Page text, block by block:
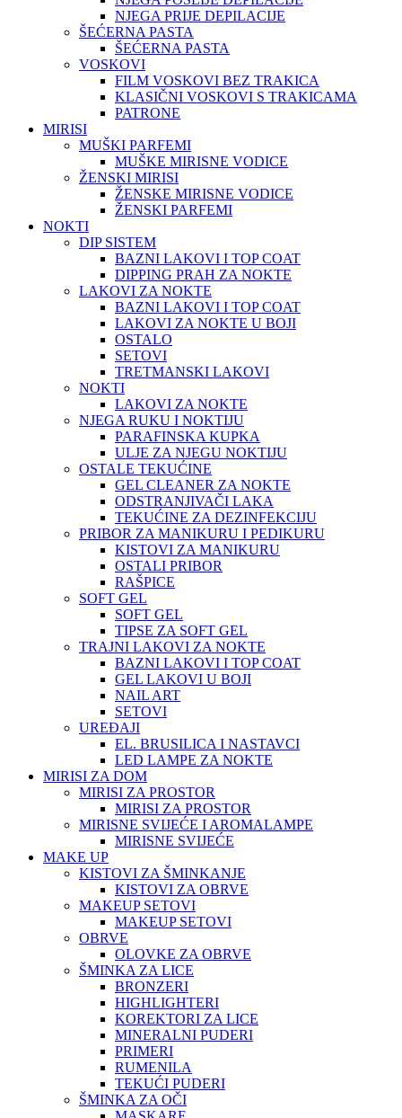
NJEGA PRIJE DEPILACIJE
ŠEĆERNA PASTA
ŠEĆERNA PASTA
VOSKOVI
FILM VOSKOVI BEZ TRAKICA
KLASIČNI VOSKOVI S TRAKICAMA
PATRONE
MIRISI
MUŠKI PARFEMI
MUŠKE MIRISNE VODICE
ŽENSKI MIRISI
ŽENSKE MIRISNE VODICE
ŽENSKI PARFEMI
NOKTI
DIP SISTEM
BAZNI LAKOVI I TOP COAT
DIPPING PRAH ZA NOKTE
LAKOVI ZA NOKTE
BAZNI LAKOVI I TOP COAT
LAKOVI ZA NOKTE U BOJI
OSTALO
SETOVI
TRETMANSKI LAKOVI
NOKTI
LAKOVI ZA NOKTE
NJEGA RUKU I NOKTIJU
PARAFINSKA KUPKA
ULJE ZA NJEGU NOKTIJU
OSTALE TEKUĆINE
GEL CLEANER ZA NOKTE
ODSTRANJIVAČI LAKA
TEKUĆINE ZA DEZINFEKCIJU
PRIBOR ZA MANIKURU I PEDIKURU
KISTOVI ZA MANIKURU
OSTALI PRIBOR
RAŠPICE
SOFT GEL
SOFT GEL
TIPSE ZA SOFT GEL
TRAJNI LAKOVI ZA NOKTE
BAZNI LAKOVI I TOP COAT
GEL LAKOVI U BOJI
NAIL ART
SETOVI
UREĐAJI
EL. BRUSILICA I NASTAVCI
LED LAMPE ZA NOKTE
MIRISI ZA DOM
MIRISI ZA PROSTOR
MIRISI ZA PROSTOR
MIRISNE SVIJEĆE I AROMALAMPE
MIRISNE SVIJEĆE
MAKE UP
KISTOVI ZA ŠMINKANJE
KISTOVI ZA OBRVE
MAKEUP SETOVI
MAKEUP SETOVI
OBRVE
OLOVKE ZA OBRVE
ŠMINKA ZA LICE
BRONZERI
HIGHLIGHTERI
KOREKTORI ZA LICE
MINERALNI PUDERI
PRIMERI
RUMENILA
TEKUĆI PUDERI
ŠMINKA ZA OČI